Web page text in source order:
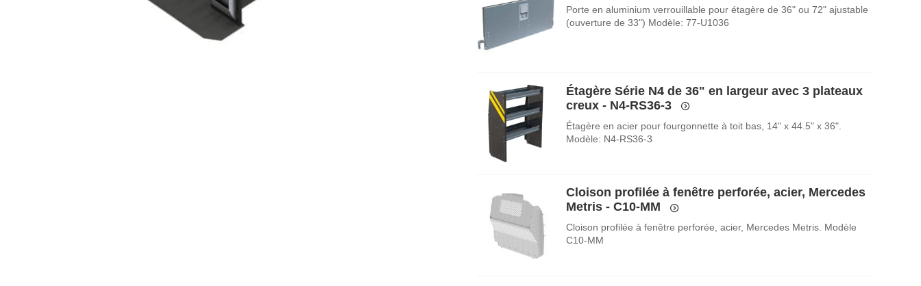
Porte en aluminium verrouillable pour étagère de 36" ou 72" ajustable
(ouverture de 33") Modèle: 77-U1036
Étagère Série N4 de 36" en largeur avec 3 plateaux
creux - N4-RS36-3
Étagère en acier pour fourgonnette à toit bas, 14" x 44.5" x 36".
Modèle: N4-RS36-3
Cloison profilée à fenêtre perforée, acier, Mercedes
Metris - C10-MM
Cloison profilée à fenêtre perforée, acier, Mercedes Metris. Modèle
C10-MM